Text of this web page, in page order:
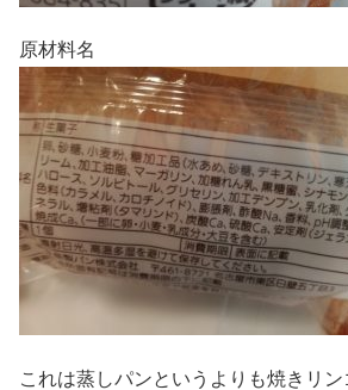
原材料名
これは蒸しパンというよりも焼きリン